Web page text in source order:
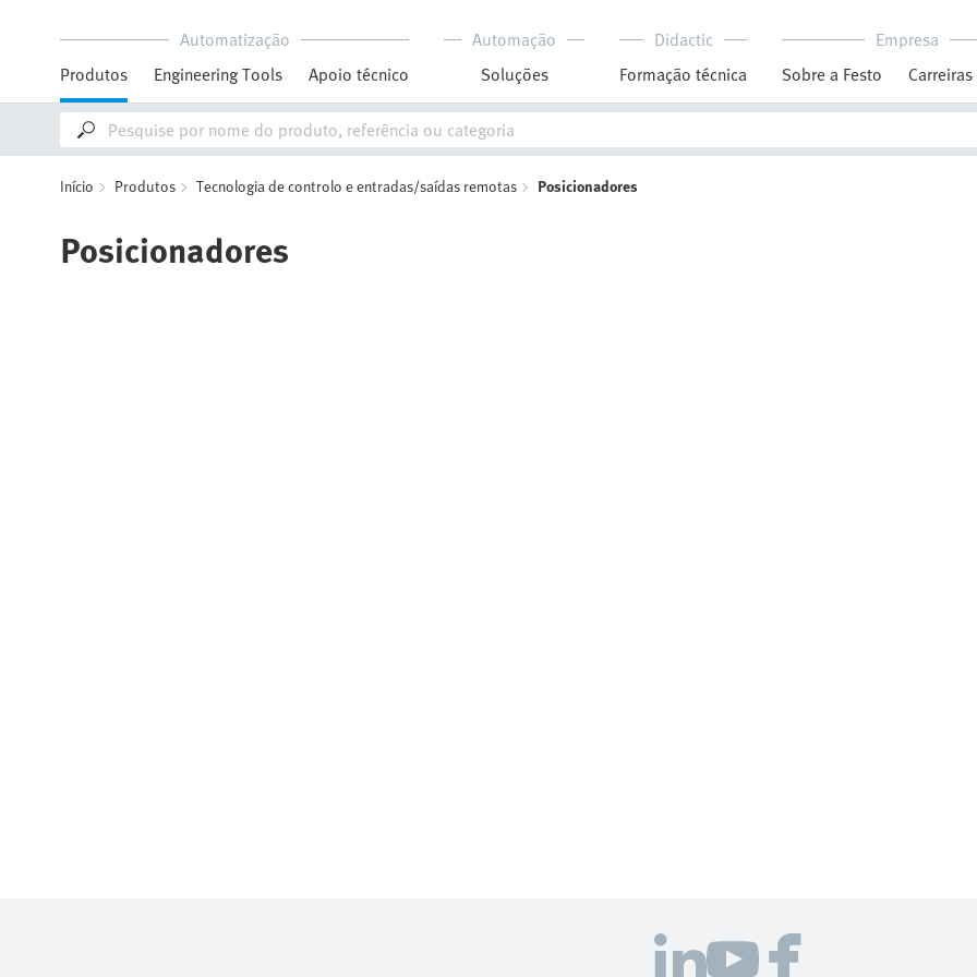
Automatização
Produtos
Engineering Tools Apoio técnico
Automação
Soluções
Didactic
Formação técnica
Empresa
Sobre a Festo
Carreiras
Início Produtos Tecnologia de controlo e entradas/saídas remotas Posicionadores
Posicionadores